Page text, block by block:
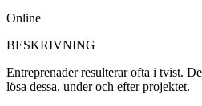
Online
BESKRIVNING
Entreprenader resulterar ofta i tvist.
lösa dessa, under och efter projektet.